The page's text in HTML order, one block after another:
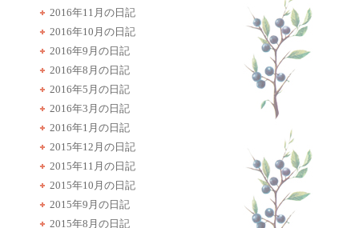
2016年11月の日記
2016年10月の日記
2016年9月の日記
2016年8月の日記
2016年5月の日記
2016年3月の日記
2016年1月の日記
2015年12月の日記
2015年11月の日記
2015年10月の日記
2015年9月の日記
2015年8月の日記